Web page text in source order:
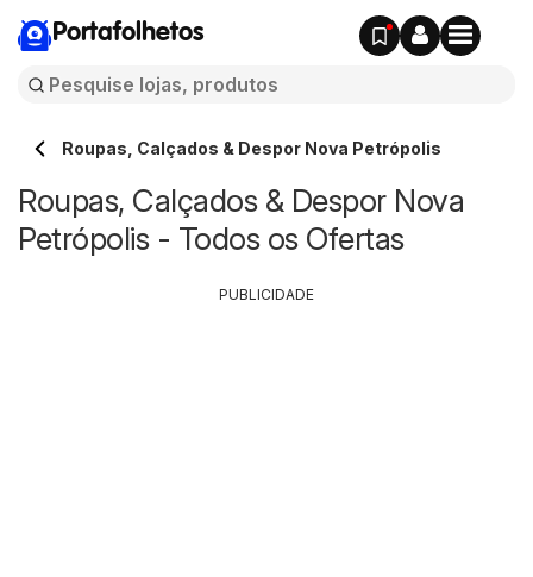
Portafolhetos
Roupas, Calçados & Despor Nova Petrópolis
Roupas, Calçados & Despor Nova
Petrópolis - Todos os Ofertas
PUBLICIDADE